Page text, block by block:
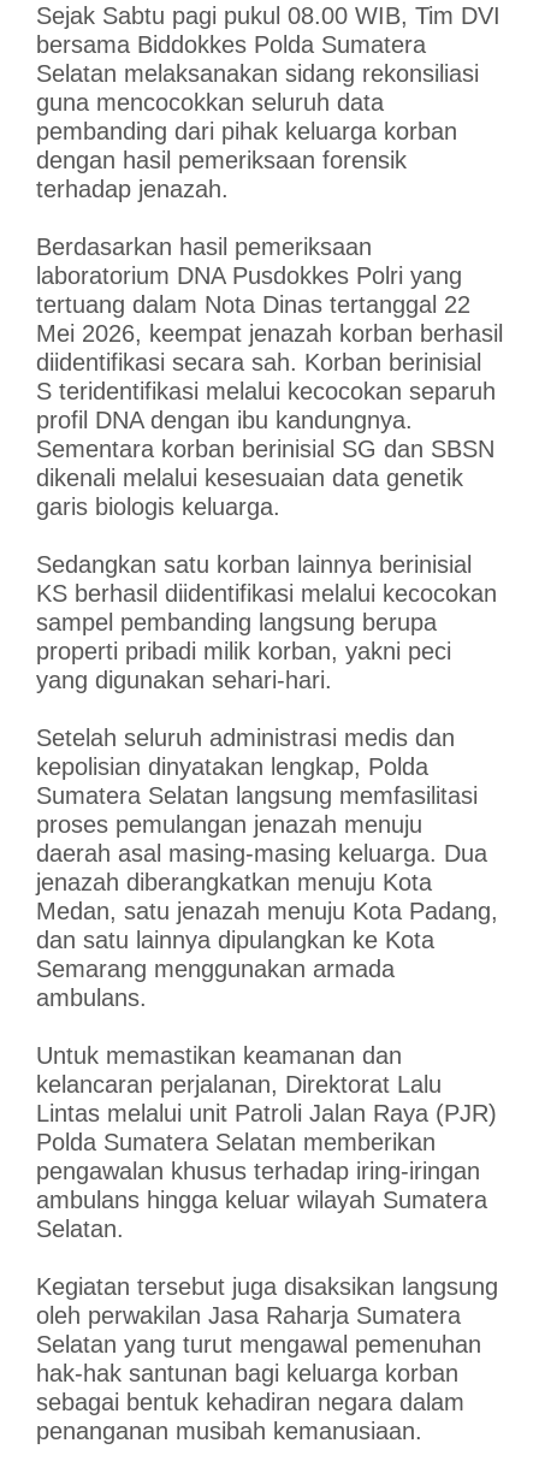
Sejak Sabtu pagi pukul 08.00 WIB, Tim DVI
bersama Biddokkes Polda Sumatera
Selatan melaksanakan sidang rekonsiliasi
guna mencocokkan seluruh data
pembanding dari pihak keluarga korban
dengan hasil pemeriksaan forensik
terhadap jenazah.
Berdasarkan hasil pemeriksaan
laboratorium DNA Pusdokkes Polri yang
tertuang dalam Nota Dinas tertanggal 22
Mei 2026, keempat jenazah korban berhasil
diidentifikasi secara sah. Korban berinisial
S teridentifikasi melalui kecocokan separuh
profil DNA dengan ibu kandungnya.
Sementara korban berinisial SG dan SBSN
dikenali melalui kesesuaian data genetik
garis biologis keluarga.
Sedangkan satu korban lainnya berinisial
KS berhasil diidentifikasi melalui kecocokan
sampel pembanding langsung berupa
properti pribadi milik korban, yakni peci
yang digunakan sehari-hari.
Setelah seluruh administrasi medis dan
kepolisian dinyatakan lengkap, Polda
Sumatera Selatan langsung memfasilitasi
proses pemulangan jenazah menuju
daerah asal masing-masing keluarga. Dua
jenazah diberangkatkan menuju Kota
Medan, satu jenazah menuju Kota Padang,
dan satu lainnya dipulangkan ke Kota
Semarang menggunakan armada
ambulans.
Untuk memastikan keamanan dan
kelancaran perjalanan, Direktorat Lalu
Lintas melalui unit Patroli Jalan Raya (PJR)
Polda Sumatera Selatan memberikan
pengawalan khusus terhadap iring-iringan
ambulans hingga keluar wilayah Sumatera
Selatan.
Kegiatan tersebut juga disaksikan langsung
oleh perwakilan Jasa Raharja Sumatera
Selatan yang turut mengawal pemenuhan
hak-hak santunan bagi keluarga korban
sebagai bentuk kehadiran negara dalam
penanganan musibah kemanusiaan.